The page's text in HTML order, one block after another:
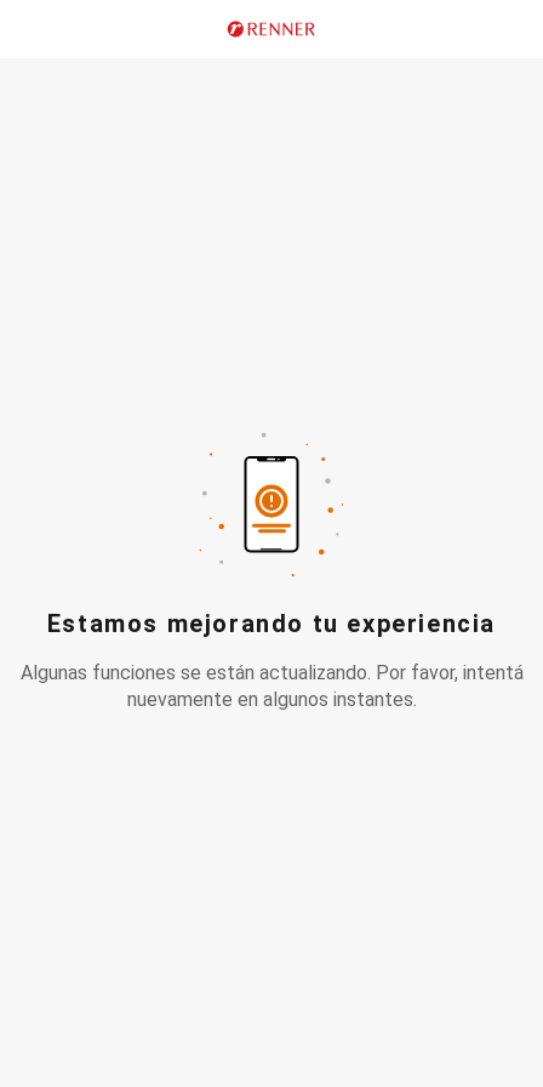
Estamos mejorando tu experiencia
Algunas funciones se están actualizando. Por favor, intentá
nuevamente en algunos instantes.